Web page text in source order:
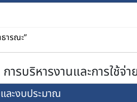
ารณะ”
รบริหารงานและการใช้จ่
ละงบประมาณ